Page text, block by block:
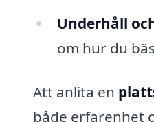
Underhåll
om hur du
Att anlita en
både erfarenhet